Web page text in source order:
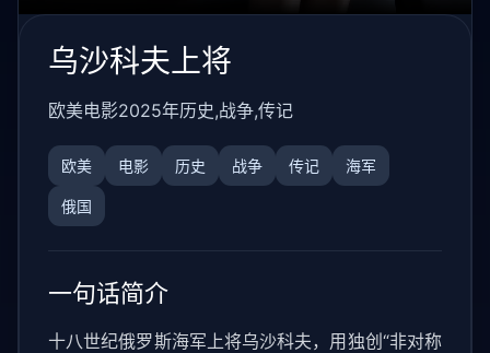
乌沙科夫上将
欧美电影2025年历史,战争,传记
欧美 电影 历史 战争 传记 海军
俄国
一句话简介
十八世纪俄罗斯海军上将乌沙科夫，用独创“非对称